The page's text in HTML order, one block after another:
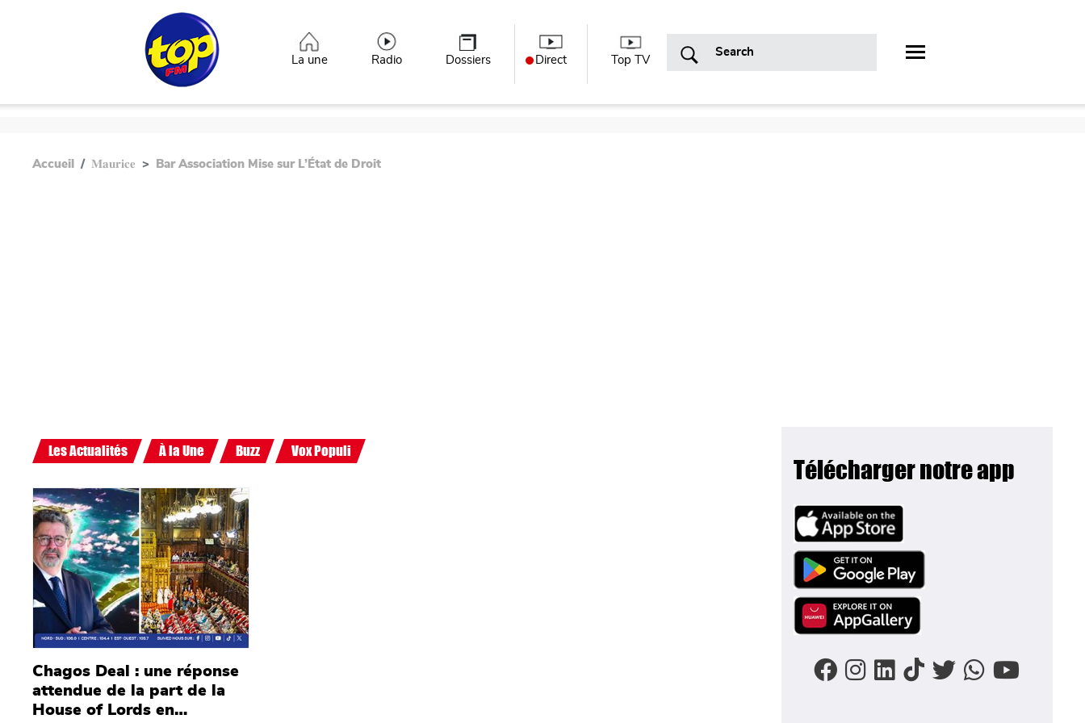
Top header menu
La une Radio Dossiers Direct Top TV
Accueil 𝐌𝐚𝐮𝐫𝐢𝐜𝐞 Bar Association Mise sur L’État de Droit
Les Actualités À la Une Buzz Vox Populi
Main picture
Chagos Deal : une réponse
attendue de la part de la
House of Lords en
Télécharger notre app
Image
Image
Image